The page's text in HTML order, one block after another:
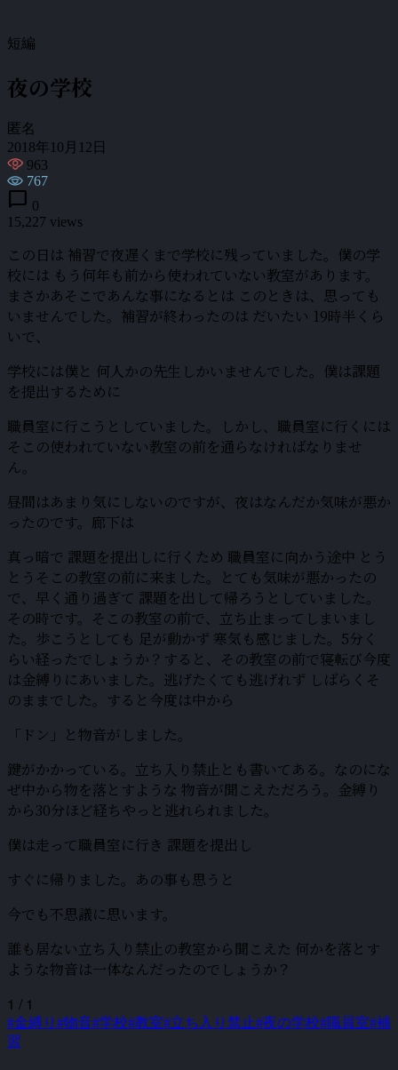
短編
夜の学校
匿名
2018年10月12日
963
767
chat_bubble 0
15,227 views
この日は 補習で夜遅くまで学校に残っていました。僕の学
校には もう何年も前から使われていない教室があります。
まさかあそこであんな事になるとは このときは、思っても
いませんでした。補習が終わったのは だいたい 19時半くら
いで、
学校には僕と 何人かの先生しかいませんでした。僕は課題
を提出するために
職員室に行こうとしていました。しかし、職員室に行くには
そこの使われていない教室の前を通らなければなりませ
ん。
昼間はあまり気にしないのですが、夜はなんだか気味が悪か
ったのです。廊下は
真っ暗で 課題を提出しに行くため 職員室に向かう途中 とう
とうそこの教室の前に来ました。とても気味が悪かったの
で、早く通り過ぎて 課題を出して帰ろうとしていました。
その時です。そこの教室の前で、立ち止まってしまいまし
た。歩こうとしても 足が動かず 寒気も感じました。5分く
らい経ったでしょうか？すると、その教室の前で寝転び今度
は金縛りにあいました。逃げたくても逃げれず しばらくそ
のままでした。すると今度は中から
「ドン」と物音がしました。
鍵がかかっている。立ち入り禁止とも書いてある。なのにな
ぜ中から物を落とすような 物音が聞こえただろう。金縛り
から30分ほど経ちやっと逃れられました。
僕は走って職員室に行き 課題を提出し
すぐに帰りました。あの事も思うと
今でも不思議に思います。
誰も居ない立ち入り禁止の教室から聞こえた 何かを落とす
ような物音は一体なんだったのでしょうか？
1 / 1
#金縛り #物音#学校#教室#立ち入り禁止#夜の学校#職員室#補
習